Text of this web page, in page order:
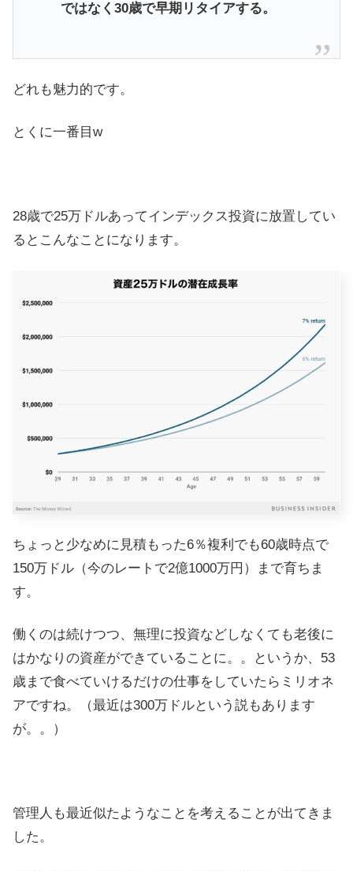
ではなく30歳で早期リタイアする。
どれも魅力的です。
とくに一番目w
28歳で25万ドルあってインデックス投資に放置してい
るとこんなことになります。
ちょっと少なめに見積もった6％複利でも60歳時点で
150万ドル（今のレートで2億1000万円）まで育ちま
す。
働くのは続けつつ、無理に投資などしなくても老後に
はかなりの資産ができていることに。。というか、53
歳まで食べていけるだけの仕事をしていたらミリオネ
アですね。（最近は300万ドルという説もあります
が。。）
管理人も最近似たようなことを考えることが出てきま
した。